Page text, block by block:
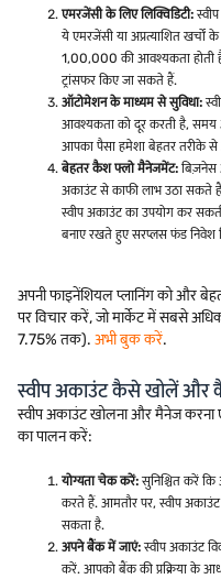
एमरजेंसी के लिए लिक्विडिटी:
ये एमरजेंसी या अप्रत्याशित
1,00,000 की आवश्यकता होती
ट्रांसफर किए जा सकते हैं.
ऑटोमेशन के माध्यम से सुविधा:
आवश्यकता को दूर करती है, समय
आपका पैसा हमेशा बेहतर तरीके से
बेहतर कैश फ्लो मैनेजमेंट: बिज़नेस
अकाउंट से काफी लाभ उठा सकते
स्वीप अकाउंट का उपयोग कर
बनाए रखते हुए सरप्लस फंड निवेश
अपनी फाइनेंशियल प्लानिंग को और
पर विचार करें, जो मार्केट में सबसे
7.75% तक). अभी बुक करें.
स्वीप अकाउंट कैसे खोलें और
स्वीप अकाउंट खोलना और मैनेज
का पालन करें:
योग्यता चेक करें: सुनिश्चित करें कि
करते हैं. आमतौर पर, स्वीप
सकता है.
अपने बैंक में जाएं: स्वीप अकाउंट
करें. आपको बैंक की प्रक्रिया के